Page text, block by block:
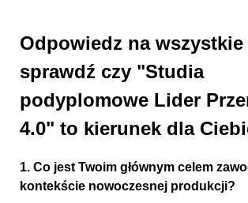
Odpowiedz na
sprawdź czy "Studia
podyplomowe Lider
4.0" to kierunek dla
1. Co jest Twoim głównym celem
kontekście nowoczesnej produkcji?